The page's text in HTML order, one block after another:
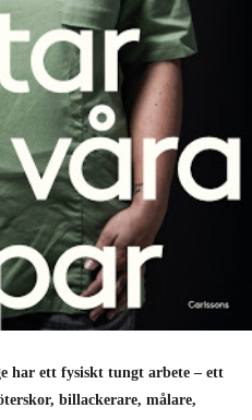
har ett fysiskt tungt arbete – ett
billackerare, målare,